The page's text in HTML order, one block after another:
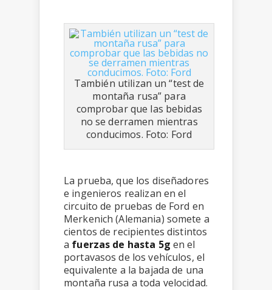
También utilizan un “test de
montaña rusa” para
comprobar que las bebidas
no se derramen mientras
conducimos. Foto: Ford
La prueba, que los diseñadores
e ingenieros realizan en el
circuito de pruebas de Ford en
Merkenich (Alemania) somete a
cientos de recipientes distintos
a fuerzas de hasta 5g en el
portavasos de los vehículos, el
equivalente a la bajada de una
montaña rusa a toda velocidad.